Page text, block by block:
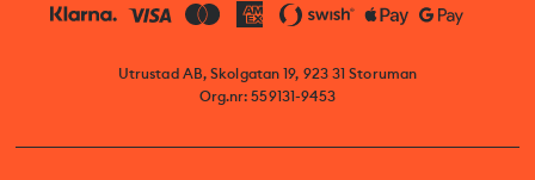
Utrustad AB, Skolgatan 19, 923 31 Storuman
Org.nr: 559131-9453